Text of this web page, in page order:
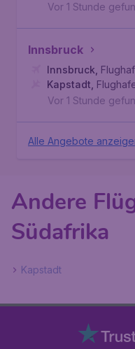
Vor 1 Stunde
Innsbruck
Innsbruck
Kapstadt
Vor 1 Stunde
Alle Angebote
Andere
Südafrika
Kapstadt